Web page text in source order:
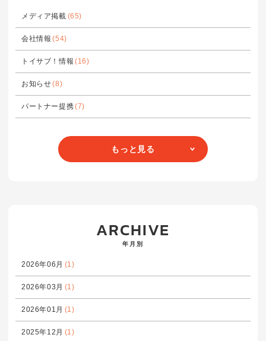
メディア掲載 (65)
会社情報 (54)
トイサブ！情報 (16)
お知らせ(8)
パートナー提携(7)
もっと見る
ARCHIVE
年月別
2026年06月 (1)
2026年03月 (1)
2026年01月 (1)
2025年12月 (1)